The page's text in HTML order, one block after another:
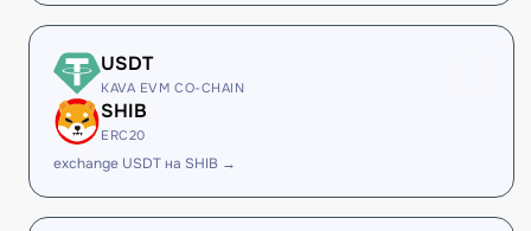
USDT
KAVA EVM CO-CHAIN
SHIB
ERC20
exchange USDT на SHIB →